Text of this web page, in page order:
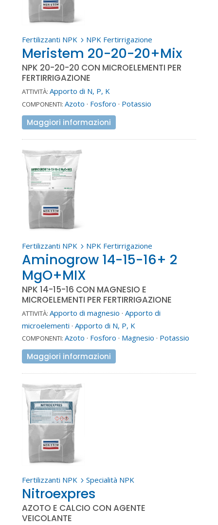
Fertilizzanti NPK5 NPK Fertirrigazione
Meristem 20-20-20+Mix
NPK 20-20-20 CON MICROELEMENTI PER
FERTIRRIGAZIONE
ATTIVITÀ: Apporto di N, P, K
COMPONENTI: Azoto · Fosforo · Potassio
Maggiori informazioni
Fertilizzanti NPK5 NPK Fertirrigazione
Aminogrow 14-15-16+ 2
MgO+MIX
NPK 14-15-16 CON MAGNESIO E
MICROELEMENTI PER FERTIRRIGAZIONE
ATTIVITÀ: Apporto di magnesio · Apporto di
microelementi · Apporto di N, P, K
COMPONENTI: Azoto · Fosforo · Magnesio · Potassio
Maggiori informazioni
Fertilizzanti NPK5 Specialità NPK
Nitroexpres
AZOTO E CALCIO CON AGENTE
VEICOLANTE